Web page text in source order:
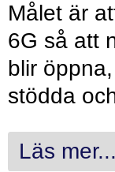
Målet är
6G så att
blir
stödda
Läs mer...